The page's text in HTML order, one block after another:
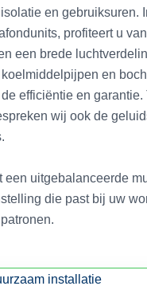
en gebruiksuren.
profiteert u
een brede
en
efficiëntie en garantie.
wij ook de
een uitgebalanceerde
die past bij uw